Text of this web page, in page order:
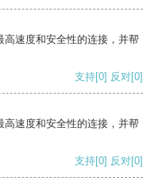
速度和安全性的连接，并帮
支持[0] 反对[0]
速度和安全性的连接，并帮
支持[0] 反对[0]